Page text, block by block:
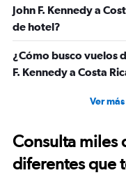
John F. Kennedy a
de hotel?
¿Cómo busco vuelos
F. Kennedy a Costa
Ver
Consulta miles
diferentes que